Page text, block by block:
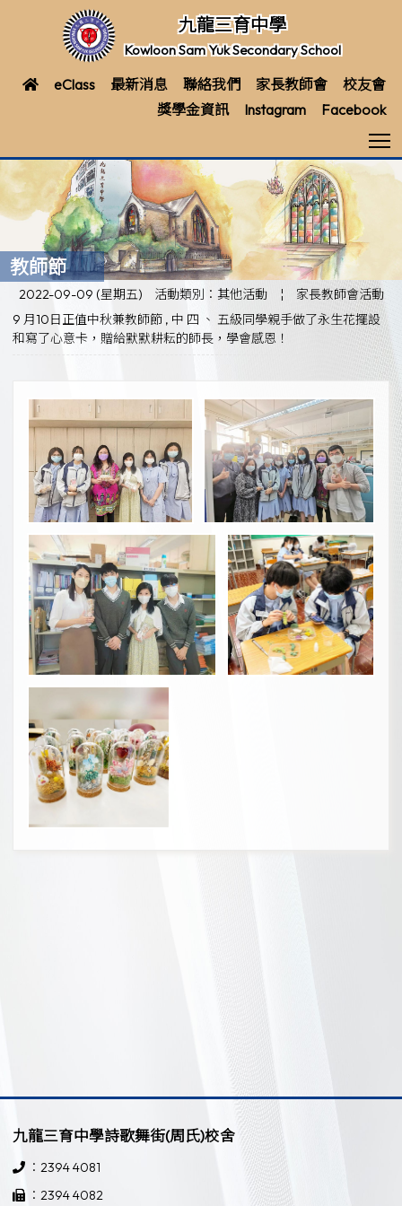
九龍三育中學
Kowloon Sam Yuk Secondary School
eClass 最新消息 聯絡我們 家長教師會
校友會
獎學金資訊
Instagram Facebook
教師節
2022-09-09 (星期五) 活動類別：其他活動 ¦
家長教師會活動
9 月10日正值中秋兼教師節 , 中 四 、 五級同學親手做了永生花擺設
和寫了心意卡，贈給默默耕耘的師長，學會感恩！
九龍三育中學詩歌舞街(周氏)校舍
：2394 4081
：2394 4082